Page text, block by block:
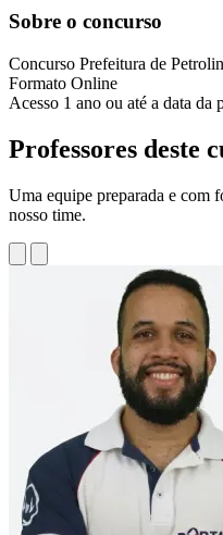
Sobre o concurso
Concurso Prefeitura de
Formato Online
Acesso 1 ano ou até a data da
Professores deste
Uma equipe preparada e com
nosso time.